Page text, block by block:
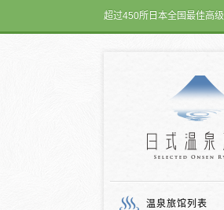
超过450所日本全国最佳高
温泉旅馆列表